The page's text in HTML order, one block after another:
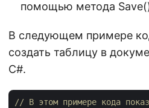
помощью метода
В следующем примере
создать таблицу в
C#.
// В этом примере кода